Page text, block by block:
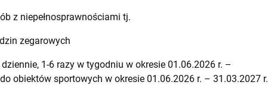
z niepełnosprawnościami tj.
zegarowych
1-6 razy w tygodniu w okresie 01.06.2026 r. –
obiektów sportowych w okresie 01.06.2026 r. – 31.03.2027 r.